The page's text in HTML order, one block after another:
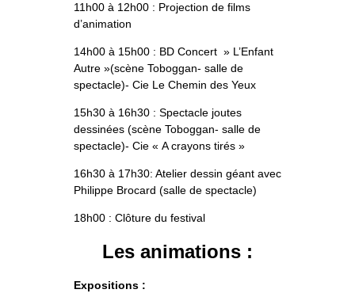
11h00 à 12h00 : Projection de films
d’animation
14h00 à 15h00 : BD Concert » L’Enfant
Autre »(scène Toboggan- salle de
spectacle)- Cie Le Chemin des Yeux
15h30 à 16h30 : Spectacle joutes
dessinées (scène Toboggan- salle de
spectacle)- Cie « A crayons tirés »
16h30 à 17h30: Atelier dessin géant avec
Philippe Brocard (salle de spectacle)
18h00 : Clôture du festival
Les animations :
Expositions :